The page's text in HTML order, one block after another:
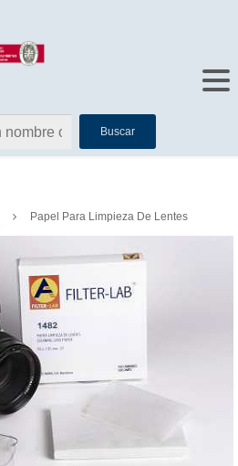
Buscar
Papel Para Limpieza De Lentes